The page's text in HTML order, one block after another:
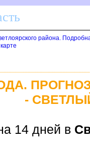
района.
-
на 14 дней